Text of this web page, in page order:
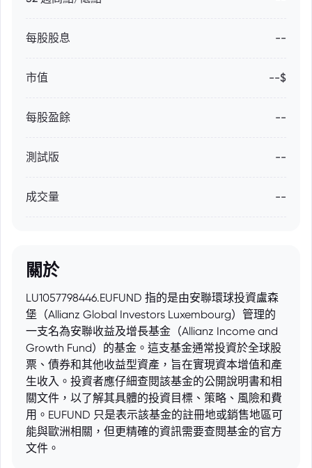
每股股息 --
市值 --$
每股盈餘 --
測試版 --
成交量 --
關於
LU1057798446.EUFUND 指的是由安聯環球投資盧森
堡（Allianz Global Investors Luxembourg）管理的
一支名為安聯收益及增長基金（Allianz Income and
Growth Fund）的基金。這支基金通常投資於全球股
票、債券和其他收益型資產，旨在實現資本增值和產
生收入。投資者應仔細查閱該基金的公開說明書和相
關文件，以了解其具體的投資目標、策略、風險和費
用。EUFUND 只是表示該基金的註冊地或銷售地區可
能與歐洲相關，但更精確的資訊需要查閱基金的官方
文件。